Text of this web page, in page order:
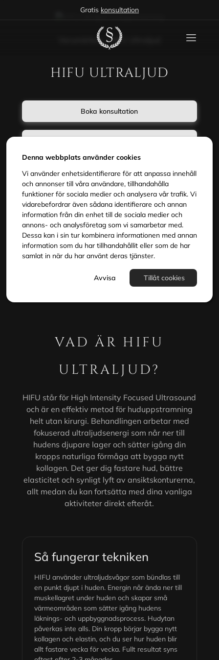
Gratis konsultation
Denna webbplats använder cookies
Vi använder enhetsidentifierare för att anpassa innehåll
och annonser till våra användare, tillhandahålla
funktioner för sociala medier och analysera vår trafik. Vi
vidarebefordrar även sådana identifierare och annan
information från din enhet till de sociala medier och
annons- och analysföretag som vi samarbetar med.
Dessa kan i sin tur kombinera informationen med annan
information som du har tillhandahållit eller som de har
samlat in när du har använt deras tjänster.
Avvisa Tillåt cookies
Varumärken/HIFU Ultraljud
HIFU ULTRALJUD
Boka konsultation
Trustpilot
år
kunder
Få stramare hud utan operation eller kniv. Med
fokuserad ultraljudsenergi når vi djupt ner i
hudens strukturer och sätter igång din egen
kollagenproduktion. Du får synligt fastare hud,
tydligare konturer och en naturlig lyfteffekt utan
återhämtningstid.
VAD ÄR HIFU
ULTRALJUD?
HIFU står för High Intensity Focused Ultrasound
och är en effektiv metod för huduppstramning
helt utan kirurgi. Behandlingen arbetar med
fokuserad ultraljudsenergi som når ner till
hudens djupare lager och sätter igång din
kropps naturliga förmåga att bygga nytt
kollagen. Det ger dig fastare hud, bättre
elasticitet och synligt lyft av ansiktskonturerna,
allt medan du kan fortsätta med dina vanliga
aktiviteter direkt efteråt.
Så fungerar tekniken
HIFU använder ultraljudsvågor som bündlas till
en punkt djupt i huden. Energin når ända ner till
muskellagret under huden och skapar små
värmeområden som sätter igång hudens
läknings- och uppbyggnadsprocess. Hudytan
påverkas inte alls. Din kropp börjar bygga nytt
kollagen och elastin, och du ser hur huden blir
allt fastare vecka för vecka. Fullt resultat syns